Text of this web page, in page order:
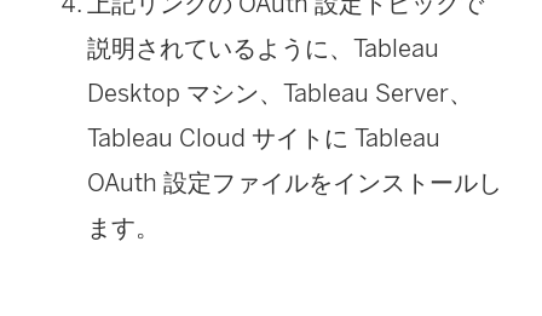
ン
ク
が
開
ィ
ン
リ
説明されているように、 Tableau
Desktop マシン、Tableau Server、
Tableau Cloud サイトに Tableau
OAuth 設定ファイルをインストールし
ます。